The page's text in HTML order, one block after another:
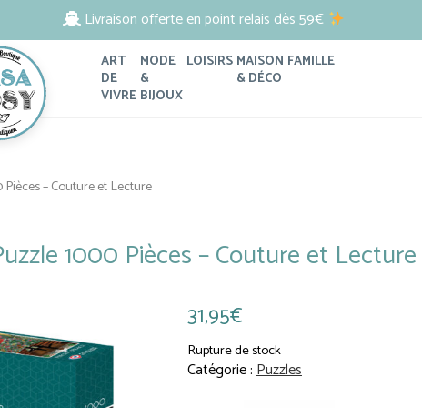
Livraison offerte en point relais dès 59€
ART
DE
VIVRE
Soin Corps
MODE
&
BIJOUX
Accessoires de Cheveux
LOISIRS MAISON
& DÉCO
Linge de Maison
Jardin et Plein Air
Décoration Murale
FAMILLE
Pour Lui
Pour Papy et Mamie
Le Pouliguen / La Baule
Pièces – Couture et Lecture
1000 Pièces – Couture et Lecture
31,95€
Rupture de stock
Catégorie :Puzzles